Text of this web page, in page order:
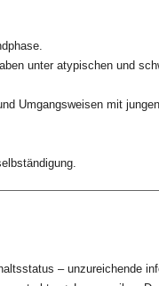
unter atypischen und
Umgangsweisen mit
– unzureichende